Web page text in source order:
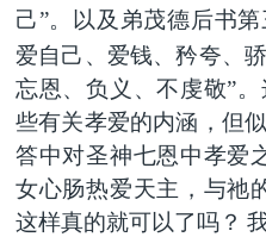
己”。以及弟茂德后书
爱自己、爱钱、矜夸、
忘恩、负义、不虔敬”
些有关孝爱的内涵，但
答中对圣神七恩中孝爱
女心肠热爱天主，与祂
这样真的就可以了吗？